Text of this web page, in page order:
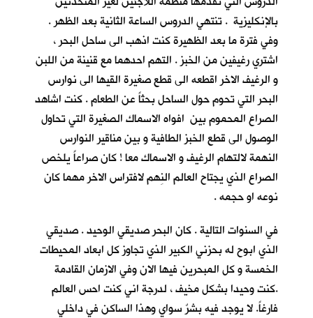
بالإنكليزية . تنتهي الدروس الساعة الثانية بعد الظهر .
وفي فترة ما بعد الظهيرة كنت اذهب الى ساحل البحر ،
اشتري رغيفين من الخبز . التهم احدهما مع قنينة من اللبن
و الرغيف الاخر اقطعه الى قطع صغيرة القيها الى نوارس
البحر التي تحوم حول الساحل بحثاً عن الطعام . كنت اشاهد
الصراع المحموم بين افواه الاسماك الصغيرة التي تحاول
الوصول الى قطع الخبز الطافية و بين مناقير النوارس
النهمة لالتهام الرغيف و الاسماك معا ! كان صراعاً يلخص
الصراع الذي يجتاح العالم النِهم لافتراس الاخر مهما كان
نوعه او حجمه .
في السنوات التالية . كان البحر صديقي الوحيد . صديقي
الذي ابوح له بحزني الكبير الذي تجاوز كل ابعاد المحيطات
الخمسة و كل المبحرين فيها الان وفي الازمان القادمة
.كنت وحيدا بشكل مخيف ، لدرجة اني كنت احس العالم
فارغاً. لا يوجد فيه بشرٌ سواي وهذا الساكن في داخلي